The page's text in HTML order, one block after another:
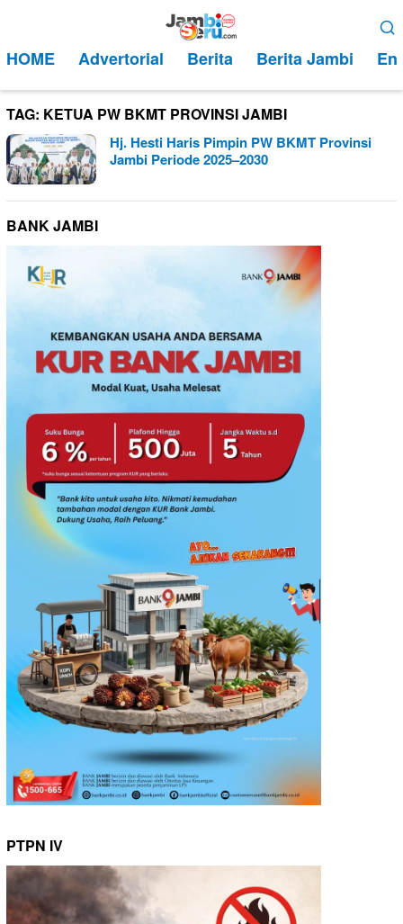
kontenMobile
HOME Advertorial Berita Berita Jambi
TAG: KETUA PW BKMT PROVINSI JAMBI
Hj. Hesti Haris Pimpin PW BKMT Provinsi
Jambi Periode 2025–2030
BANK JAMBI
PTPN IV